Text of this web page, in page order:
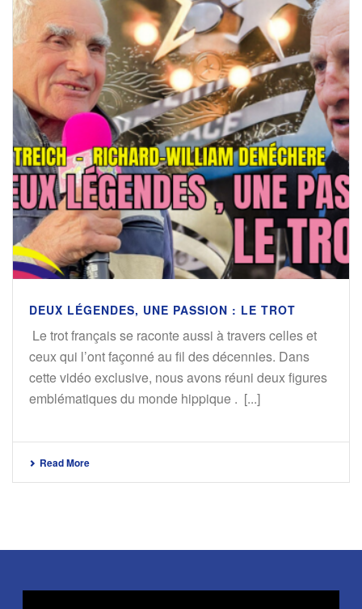
DEUX LÉGENDES, UNE PASSION : LE TROT
Le trot français se raconte aussi à travers celles et
ceux qui l’ont façonné au fil des décennies. Dans
cette vidéo exclusive, nous avons réuni deux figures
emblématiques du monde hippique . [...]
Read More